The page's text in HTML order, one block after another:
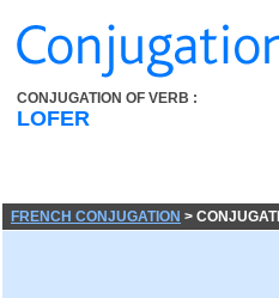
CONJUGATION OF VERB :
LOFER
FRENCH CONJUGATION >